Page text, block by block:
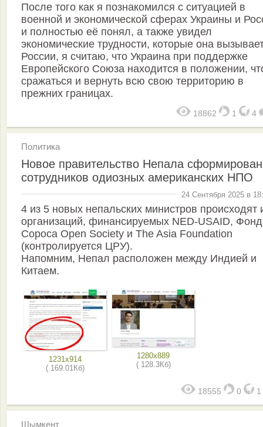
После того как я познакомился с ситуацией в
военной и экономической сферах Украины и
и полностью её понял, а также увидел
экономические трудности, которые она
России, я считаю, что Украина при поддержке
Европейского Союза находится в положении,
сражаться и вернуть всю свою территорию в
прежних границах.
18862 1 4
Политика
Новое правительство Непала
сотрудников одиозных американских НПО
24 Сентября 2025 в
4 из 5 новых непальских министров происходят
организаций, финансируемых NED-USAID,
Сороса Open Society и The Asia Foundation
(контролируется ЦРУ).
Напомним, Непал расположен между Индией и
Китаем.
1231x914
( 169.01Кб)
1280x889
( 128.3Кб)
18555 0 1
Шымкент